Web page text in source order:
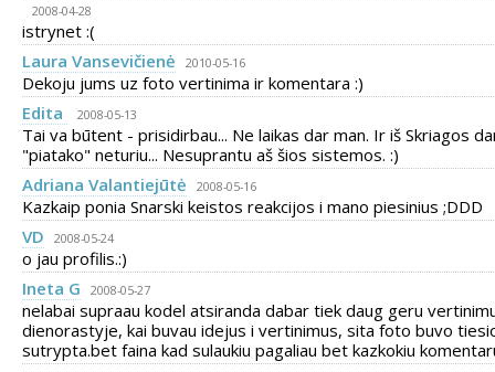
2008-04-28
istrynet :(
Laura Vansevičienė
2010-05-16
Dekoju jums uz foto vertinima ir komentara :)
Edita
2008-05-13
Tai va būtent - prisidirbau... Ne laikas dar man. Ir iš Skriagos
"piatako" neturiu... Nesuprantu aš šios sistemos. :)
Adriana Valantiejūtė
2008-05-16
Kazkaip ponia Snarski keistos reakcijos i mano piesinius ;DDD
VD
2008-05-24
o jau profilis.:)
Ineta G
2008-05-27
nelabai supraau kodel atsiranda dabar tiek daug geru
dienorastyje, kai buvau idejus i vertinimus, sita foto buvo
sutrypta.bet faina kad sulaukiu pagaliau bet kazkokiu